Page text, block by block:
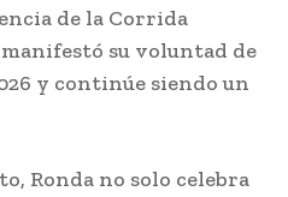
de la Corrida
su voluntad de
y continúe siendo un
Ronda no solo celebra